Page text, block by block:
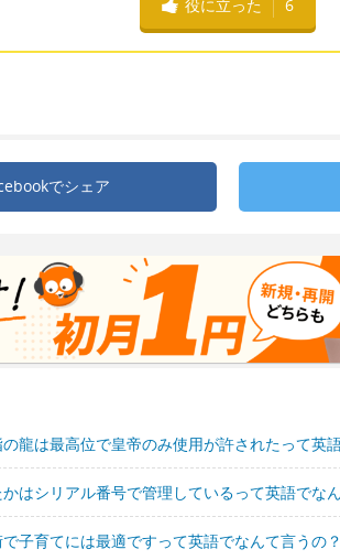
役に立った 6
でシェア
龍は最高位で皇帝のみ使用が許されたって英
はシリアル番号で管理しているって英語でな
子育てには最適ですって英語でなんて言うの？